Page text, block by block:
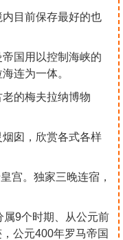
内目前保存最好的也
帝国用以控制海峡的
连为一体。
老的梅夫拉纳博物
烟囱，欣赏各式各样
宫。独家三晚连宿，
属9个时期、从公元前
公元400年罗马帝国